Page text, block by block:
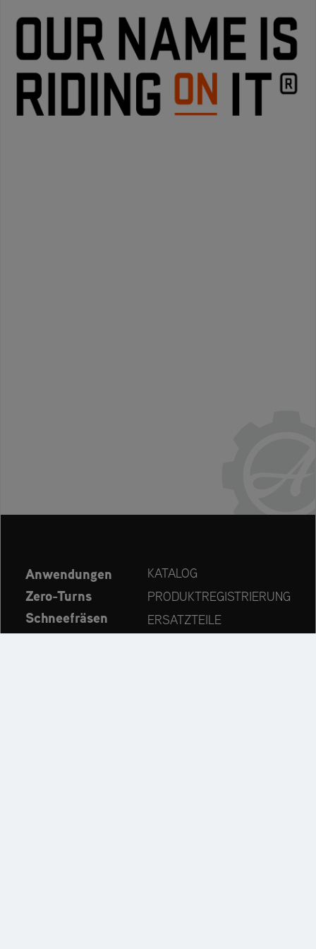
Anwendungen
Zero-Turns
Schneefräsen
Aktuelles
KATALOG
PRODUKTREGISTRIERUNG
ERSATZTEILE